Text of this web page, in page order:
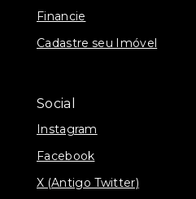
Financie
Cadastre seu Imóvel
Social
Instagram
Facebook
X (Antigo Twitter)